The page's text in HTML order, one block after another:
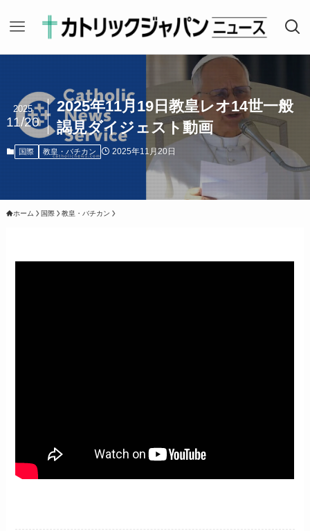
2025年11月19日教皇レオ14世一般
謁見ダイジェスト動画
2025
11/20
国際 教皇・バチカン 2025年11月20日
ホーム 国際 教皇・バチカン